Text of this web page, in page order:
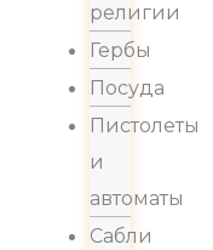
религии
Гербы
Посуда
Пистолеты
и
автоматы
Сабли